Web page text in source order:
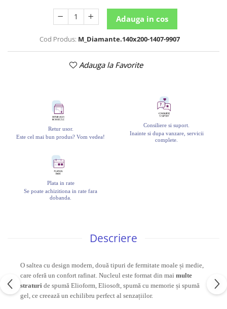
Adauga in cos
Cod Produs: M_Diamante.140x200-1407-9907
Adauga la Favorite
Retur usor.
Este cel mai bun produs? Vom vedea!
Consiliere si suport.
Inainte si dupa vanzare, servicii
complete.
Plata in rate
Se poate achizitiona in rate fara
dobanda.
Descriere
O saltea cu design modern, două tipuri de fermitate moale și medie,
care oferă un confort rafinat. Nucleul este format din mai multe
straturi de spumă Elioform, Eliosoft, spumă cu memorie și spumă
gel, ce creează un echilibru perfect al senzațiilor.